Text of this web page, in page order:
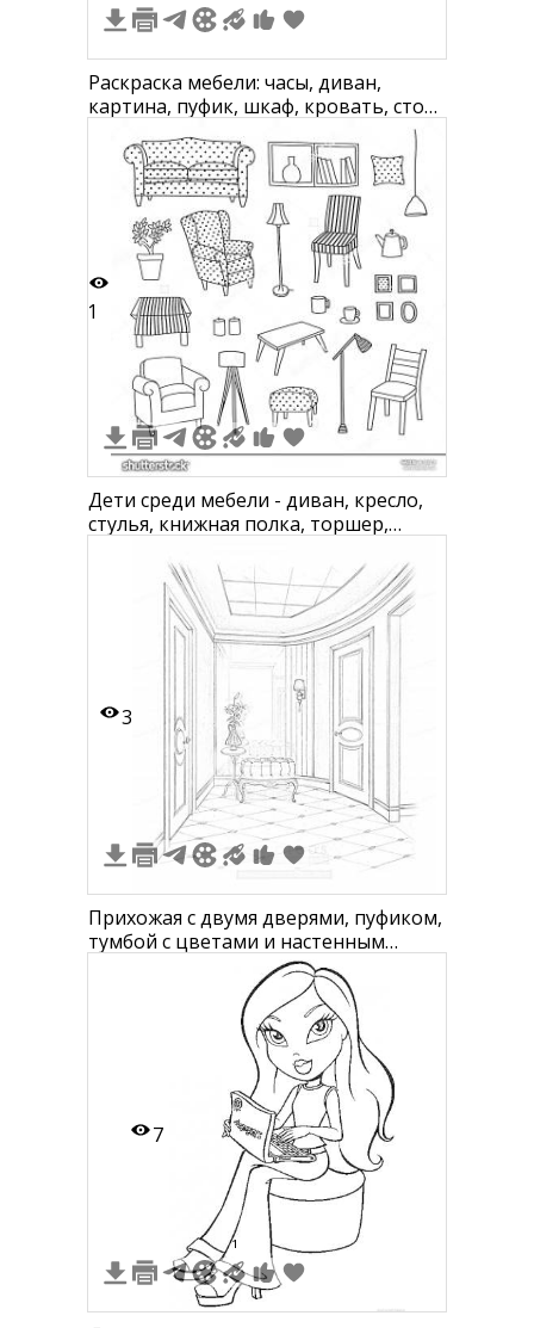
Раскраска мебели: часы, диван,
картина, пуфик, шкаф, кровать, стол,
комод, тумба, кресло, лампа, стул,
растение в горшке, стол с ящиком
1
Дети среди мебели - диван, кресло,
стулья, книжная полка, торшер,
горшке, тарелка, чайник, картины,
ваза, подушка и свечи.
3
Прихожая с двумя дверями, пуфиком,
тумбой с цветами и настенным
7
1